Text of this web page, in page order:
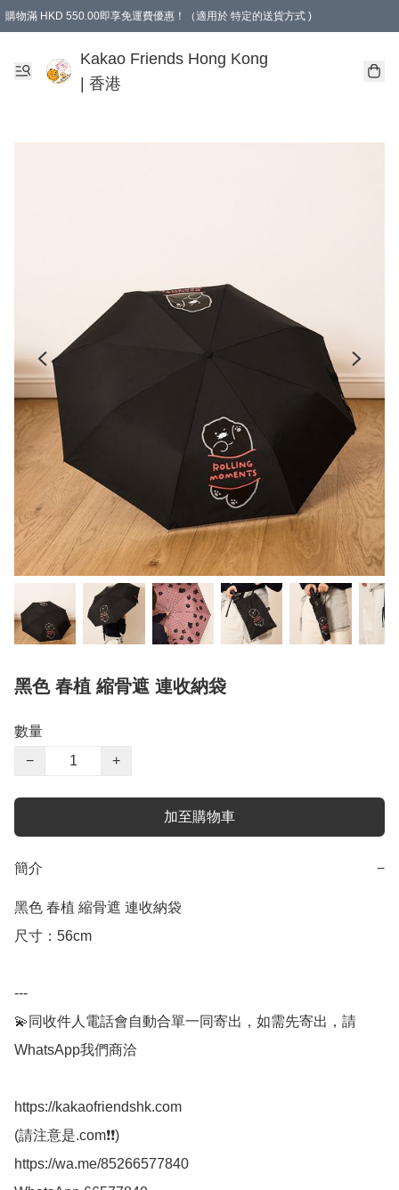
購物滿 HKD 550.00即享免運費優惠！（適用於 特定的送貨方式 )
Kakao Friends Hong Kong
| 香港
黑色 春植 縮骨遮 連收納袋
數量
−
+
加至購物車
簡介 −
黑色 春植 縮骨遮 連收納袋
尺寸：56cm
---
💫同收件人電話會自動合單一同寄出，如需先寄出，請
WhatsApp我們商洽
https://kakaofriendshk.com
(請注意是.com❗❗)
https://wa.me/85266577840